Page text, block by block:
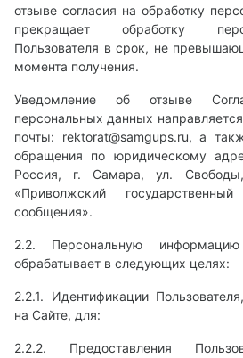
отзыве согласия на обработку
прекращает обработку
Пользователя в срок, не
момента получения.
Уведомление об отзыве
персональных данных
почты: rektorat@samgups.ru, а
обращения по юридическому
Россия, г. Самара, ул.
«Приволжский
сообщения».
2.2. Персональную
обрабатывает в следующих целях:
2.2.1. Идентификации
на Сайте, для:
2.2.2. Предоставления